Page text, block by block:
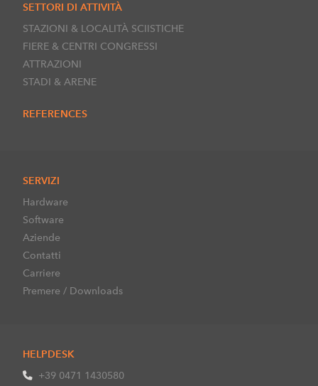
SETTORI DI ATTIVITÀ
STAZIONI & LOCALITÀ SCIISTICHE
FIERE & CENTRI CONGRESSI
ATTRAZIONI
STADI & ARENE
REFERENCES
SERVIZI
Hardware
Software
Aziende
Contatti
Carriere
Premere / Downloads
HELPDESK
+39 0471 1430580